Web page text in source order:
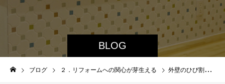
BLOG
ブログ ２．リフォームへの関心が芽生える 外壁のひび割れや色あせが気になり始めたときの対応策とは